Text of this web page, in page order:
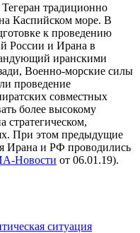
традиционно
Каспийском море. В
к проведению
России и Ирана в
иранскими
Военно-морские силы
проведение
совместных
более высокому
стратегическом,
При этом предыдущие
Ирана и РФ проводились
Новости от 06.01.19).
ситуация